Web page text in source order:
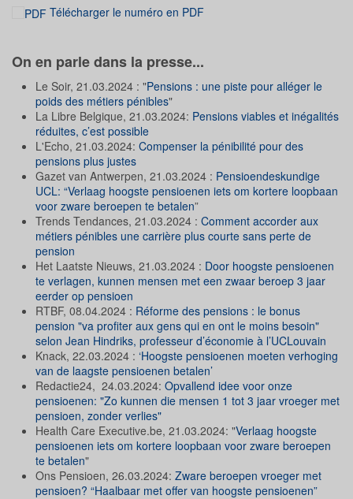
Télécharger le numéro en PDF
On en parle dans la presse...
Le Soir, 21.03.2024 : "Pensions : une piste pour alléger le
poids des métiers pénibles"
La Libre Belgique, 21.03.2024: Pensions viables et inégalités
réduites, c’est possible
L'Echo, 21.03.2024: Compenser la pénibilité pour des
pensions plus justes
Gazet van Antwerpen, 21.03.2024 : Pensioendeskundige
UCL: “Verlaag hoogste pensioenen iets om kortere loopbaan
voor zware beroepen te betalen”
Trends Tendances, 21.03.2024 : Comment accorder aux
métiers pénibles une carrière plus courte sans perte de
pension
Het Laatste Nieuws, 21.03.2024 : Door hoogste pensioenen
te verlagen, kunnen mensen met een zwaar beroep 3 jaar
eerder op pensioen
RTBF, 08.04.2024 : Réforme des pensions : le bonus
pension "va profiter aux gens qui en ont le moins besoin"
selon Jean Hindriks, professeur d’économie à l’UCLouvain
Knack, 22.03.2024 : ‘Hoogste pensioenen moeten verhoging
van de laagste pensioenen betalen’
Redactie24, 24.03.2024: Opvallend idee voor onze
pensioenen: "Zo kunnen die mensen 1 tot 3 jaar vroeger met
pensioen, zonder verlies"
Health Care Executive.be, 21.03.2024: "Verlaag hoogste
pensioenen iets om kortere loopbaan voor zware beroepen
te betalen"
Ons Pensioen, 26.03.2024: Zware beroepen vroeger met
pensioen? “Haalbaar met offer van hoogste pensioenen”